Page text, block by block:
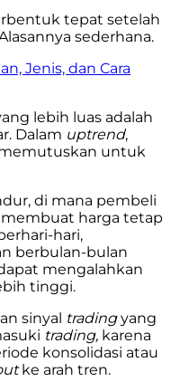
tepat setelah
sederhana.
Jenis, dan Cara
lebih luas adalah
Dalam uptrend,
untuk
di mana pembeli
harga tetap
hari,
berbulan-bulan
mengalahkan
tinggi.
sinyal tradingyang
trading, karena
konsolidasi atau
ke arah tren.